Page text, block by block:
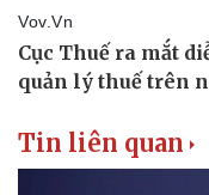
Tin liên quan